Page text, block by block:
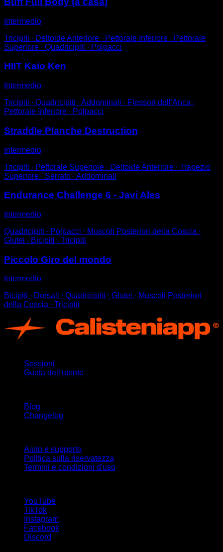
Intermedio
Tricipiti ∙ Deltoide Anteriore ∙ Pettorale Inferiore ∙ Pettorale
Superiore ∙ Quadricipiti ∙ Polpacci
HIIT Kaio Ken
Intermedio
Tricipiti ∙ Quadricipiti ∙ Addominali ∙ Flessori dell'Anca ∙
Pettorale Inferiore ∙ Polpacci
Straddle Planche Destruction
Intermedio
Tricipiti ∙ Pettorale Superiore ∙ Deltoide Anteriore ∙ Trapezio
Superiore ∙ Serrato ∙ Addominali
Endurance Challenge 6 - Javi Ales
Intermedio
Quadricipiti ∙ Polpacci ∙ Muscoli Posteriori della Coscia ∙
Glutei ∙ Bicipiti ∙ Tricipiti
Piccolo Giro del mondo
Intermedio
Bicipiti ∙ Dorsali ∙ Quadricipiti ∙ Glutei ∙ Muscoli Posteriori
della Coscia ∙ Tricipiti
Sessioni
Guida dell'utente
Blog
Changelog
Aiuto e supporto
Politica sulla riservatezza
Termini e condizioni d'uso
YouTube
TikTok
Instagram
Facebook
Discord